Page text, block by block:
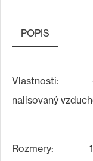
POPIS
Vlastnosti: •
nalisovaný
Rozmery: 112